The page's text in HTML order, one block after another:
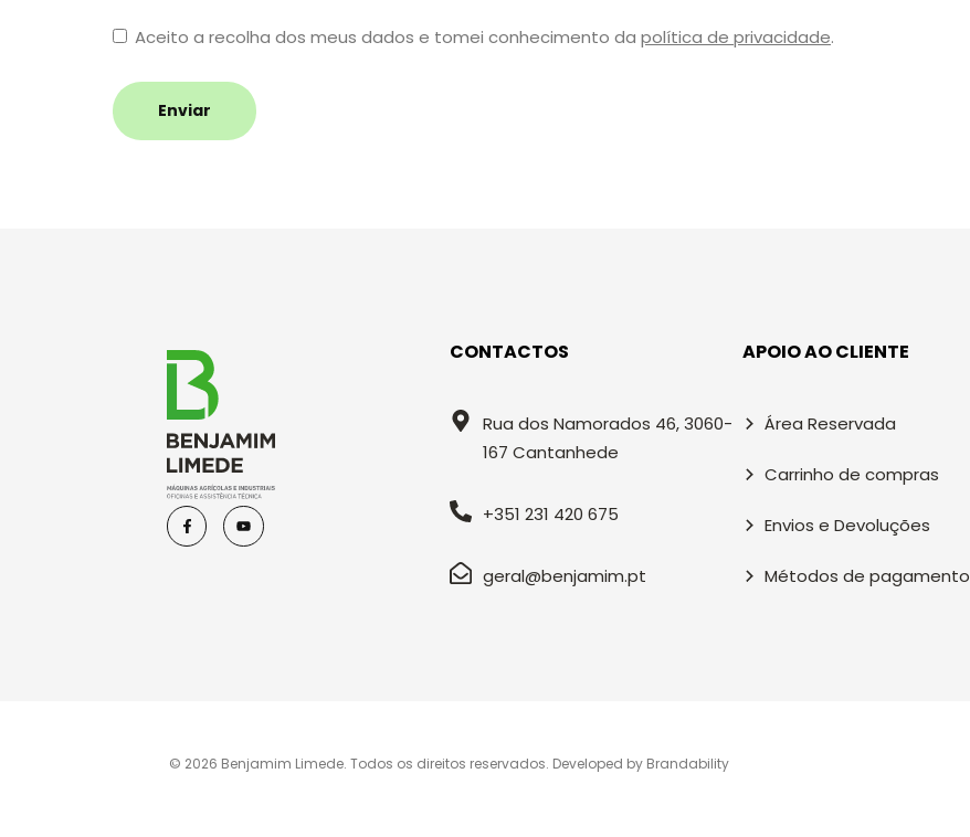
Aceito a recolha dos meus dados e tomei conhecimento da política de privacidade.
Enviar
CONTACTOS
Rua dos Namorados 46, 3060-
167 Cantanhede
+351 231 420 675
geral@benjamim.pt
APOIO AO CLIENTE
Área Reservada
Carrinho de compras
Envios e Devoluções
Métodos de pagamento
© 2026 Benjamim Limede. Todos os direitos reservados. Developed by Brandability